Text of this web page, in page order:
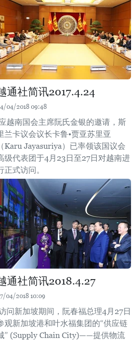
通社简讯2017.4.24
04/2018 09:48
越南国会主席阮氏金银的邀请，斯
兰卡议会议长卡鲁•贾亚苏里亚
（Karu Jayasuriya）已率领该国议会
级代表团于4月23日至27日对越南进
正式访问。
通社简讯2018.4.27
04/2018 10:09
问新加坡期间，阮春福总理4月27日
观新加坡港和叶水福集团的“供应链
” (Supply Chain City)——提供物流